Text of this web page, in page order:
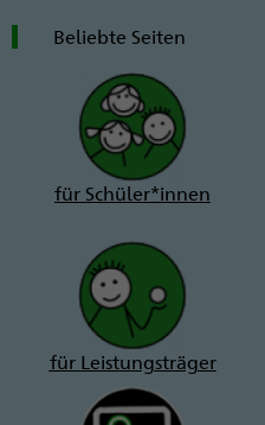
Beliebte Seiten
für Schüler*innen
für Leistungsträger